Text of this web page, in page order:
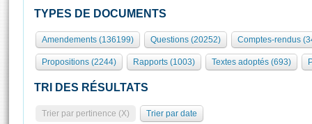
Présidence
577 députés
Groupes politiques
Séance publique
Commissions et autres organes
Europe et International
Pétitions
Rôle et pouvoirs de l'Assemblée
Organisation de l'Assemblée
Présidence Conférence des Présidents Bureau Collège des
Statistiques et chiffres clés
Visiter l'Assemblée
Visite virtuelle du palais Bourbon
Assister à une séance
TYPES DE DOCUMENTS
Amendements (136199) Questions (20252) Comptes-rendus
Propositions (2244) Rapports (1003) Textes adoptés (693)
TRI DES RÉSULTATS
Trier par pertinence (X) Trier par date